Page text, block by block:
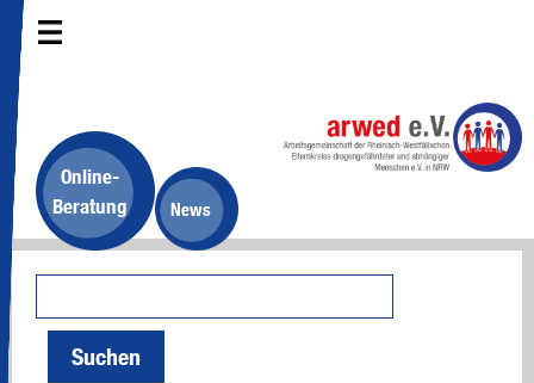
Online-
Beratung
News
Suchen